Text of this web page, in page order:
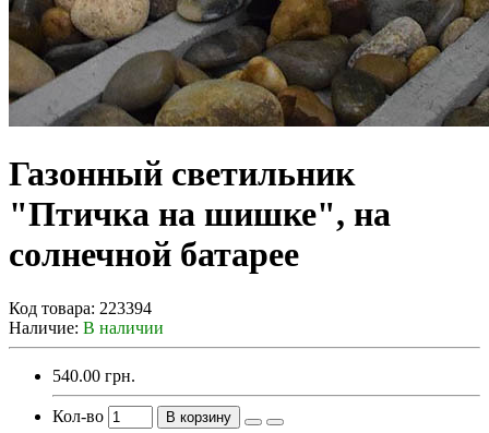
Газонный светильник
"Птичка на шишке", на
солнечной батарее
Код товара: 223394
Наличие: В наличии
540.00 грн.
Кол-во В корзину